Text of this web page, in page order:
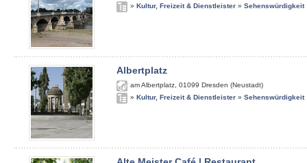
» Kultur, Freizeit & Dienstleister » Sehenswürdigkeit
Albertplatz
am Albertplatz 01099 Dresden (Neustadt)
» Kultur, Freizeit & Dienstleister » Sehenswürdigkeit